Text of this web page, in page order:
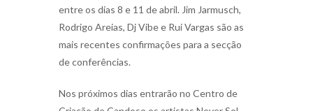
entre os dias 8 e 11 de abril. Jim Jarmusch,
Rodrigo Areias, Dj Vibe e Rui Vargas são as
mais recentes confirmações para a secção
de conferências.
Nos próximos dias entrarão no Centro de